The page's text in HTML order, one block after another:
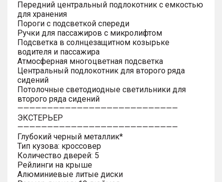
Передний центральный подлокотник с емкостью
для хранения
Пороги с подсветкой спереди
Ручки для пассажиров с микролифтом
Подсветка в солнцезащитном козырьке
водителя и пассажира
Атмосферная многоцветная подсветка
Центральный подлокотник для второго ряда
сидений
Потолочные светодиодные светильники для
второго ряда сидений
———————————————————————————
ЭКСТЕРЬЕР
———————————————————————————
Глубокий черный металлик*
Тип кузова: кроссовер
Количество дверей: 5
Рейлинги на крыше
Алюминиевые литые диски